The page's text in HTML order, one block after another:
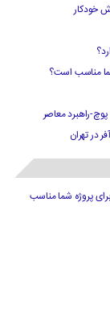
خودکار
مناسب است؟
راهبرد معاصر
در تهران
پروژه شما مناسب